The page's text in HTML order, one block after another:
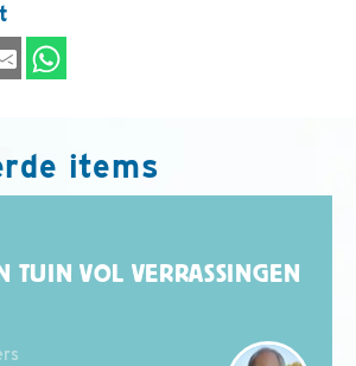
items
TUIN VOL VERRASSINGEN